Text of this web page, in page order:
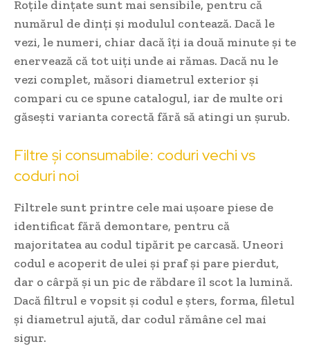
Roțile dințate sunt mai sensibile, pentru că
numărul de dinți și modulul contează. Dacă le
vezi, le numeri, chiar dacă îți ia două minute și te
enervează că tot uiți unde ai rămas. Dacă nu le
vezi complet, măsori diametrul exterior și
compari cu ce spune catalogul, iar de multe ori
găsești varianta corectă fără să atingi un șurub.
Filtre și consumabile: coduri vechi vs
coduri noi
Filtrele sunt printre cele mai ușoare piese de
identificat fără demontare, pentru că
majoritatea au codul tipărit pe carcasă. Uneori
codul e acoperit de ulei și praf și pare pierdut,
dar o cârpă și un pic de răbdare îl scot la lumină.
Dacă filtrul e vopsit și codul e șters, forma, filetul
și diametrul ajută, dar codul rămâne cel mai
sigur.